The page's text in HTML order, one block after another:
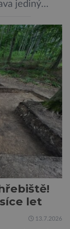
jediný
byly
z asi
Jiné
let
13.7.2026